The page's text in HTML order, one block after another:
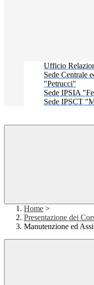
Ufficio
Sede Centrale
"Petrucci"
Sede IPSIA
Sede IPSCT
Home >
Presentazione dei
Manutenzione ed